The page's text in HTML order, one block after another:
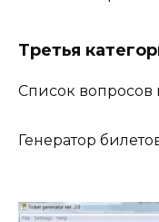
Третья
Список вопросов
Генератор